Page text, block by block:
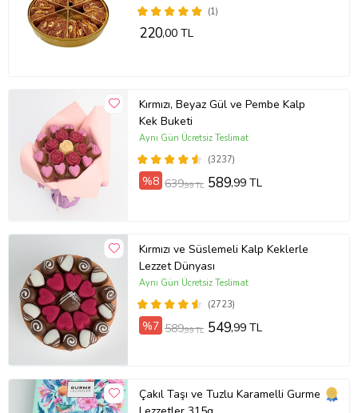
(1)
220,00 TL
Kırmızı, Beyaz Gül ve Pembe Kalp
Kek Buketi
(3237)
Aynı Gün Ücretsiz Teslimat
%8 639,99 TL 589,99 TL
Kırmızı ve Süslemeli Kalp Keklerle
Lezzet Dünyası
(2723)
Aynı Gün Ücretsiz Teslimat
%7 589,99 TL 549,99 TL
Çakıl Taşı ve Tuzlu Karamelli Gurme